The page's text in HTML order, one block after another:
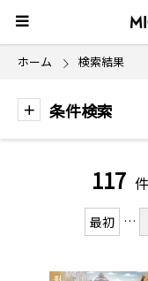
ホーム 検索結果
条件検索
117
最初 …